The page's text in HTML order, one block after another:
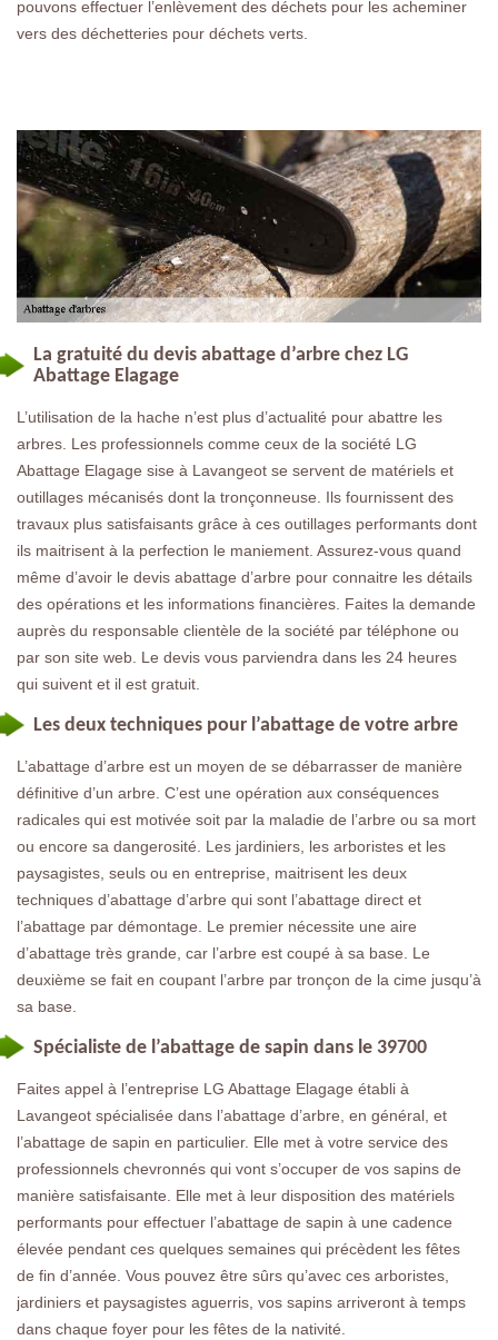
pouvons effectuer l’enlèvement des déchets pour les acheminer
vers des déchetteries pour déchets verts.
La gratuité du devis abattage d’arbre chez LG
Abattage Elagage
L’utilisation de la hache n’est plus d’actualité pour abattre les
arbres. Les professionnels comme ceux de la société LG
Abattage Elagage sise à Lavangeot se servent de matériels et
outillages mécanisés dont la tronçonneuse. Ils fournissent des
travaux plus satisfaisants grâce à ces outillages performants dont
ils maitrisent à la perfection le maniement. Assurez-vous quand
même d’avoir le devis abattage d’arbre pour connaitre les détails
des opérations et les informations financières. Faites la demande
auprès du responsable clientèle de la société par téléphone ou
par son site web. Le devis vous parviendra dans les 24 heures
qui suivent et il est gratuit.
Les deux techniques pour l’abattage de votre arbre
L’abattage d’arbre est un moyen de se débarrasser de manière
définitive d’un arbre. C’est une opération aux conséquences
radicales qui est motivée soit par la maladie de l’arbre ou sa mort
ou encore sa dangerosité. Les jardiniers, les arboristes et les
paysagistes, seuls ou en entreprise, maitrisent les deux
techniques d’abattage d’arbre qui sont l’abattage direct et
l’abattage par démontage. Le premier nécessite une aire
d’abattage très grande, car l’arbre est coupé à sa base. Le
deuxième se fait en coupant l’arbre par tronçon de la cime jusqu’à
sa base.
Spécialiste de l’abattage de sapin dans le 39700
Faites appel à l’entreprise LG Abattage Elagage établi à
Lavangeot spécialisée dans l’abattage d’arbre, en général, et
l’abattage de sapin en particulier. Elle met à votre service des
professionnels chevronnés qui vont s’occuper de vos sapins de
manière satisfaisante. Elle met à leur disposition des matériels
performants pour effectuer l’abattage de sapin à une cadence
élevée pendant ces quelques semaines qui précèdent les fêtes
de fin d’année. Vous pouvez être sûrs qu’avec ces arboristes,
jardiniers et paysagistes aguerris, vos sapins arriveront à temps
dans chaque foyer pour les fêtes de la nativité.